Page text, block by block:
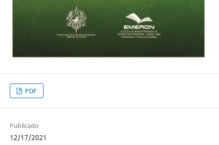
PDF
Publicado
12/17/2021